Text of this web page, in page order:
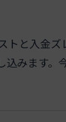
と入金ズ
みます。